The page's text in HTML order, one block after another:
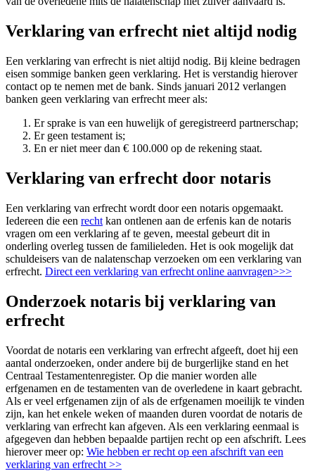
Verklaring van erfrecht niet altijd nodig
Een verklaring van erfrecht is niet altijd nodig. Bij kleine bedragen
eisen sommige banken geen verklaring. Het is verstandig hierover
contact op te nemen met de bank. Sinds januari 2012 verlangen
banken geen verklaring van erfrecht meer als:
Er sprake is van een huwelijk of geregistreerd partnerschap;
Er geen testament is;
En er niet meer dan € 100.000 op de rekening staat.
Verklaring van erfrecht door notaris
Een verklaring van erfrecht wordt door een notaris opgemaakt.
Iedereen die een recht kan ontlenen aan de erfenis kan de notaris
vragen om een verklaring af te geven, meestal gebeurt dit in
onderling overleg tussen de familieleden. Het is ook mogelijk dat
schuldeisers van de nalatenschap verzoeken om een verklaring van
erfrecht. Direct een verklaring van erfrecht online aanvragen>>>
Onderzoek notaris bij verklaring van
erfrecht
Voordat de notaris een verklaring van erfrecht afgeeft, doet hij een
aantal onderzoeken, onder andere bij de burgerlijke stand en het
Centraal Testamentenregister. Op die manier worden alle
erfgenamen en de testamenten van de overledene in kaart gebracht.
Als er veel erfgenamen zijn of als de erfgenamen moeilijk te vinden
zijn, kan het enkele weken of maanden duren voordat de notaris de
verklaring van erfrecht kan afgeven. Als een verklaring eenmaal is
afgegeven dan hebben bepaalde partijen recht op een afschrift. Lees
hierover meer op: Wie hebben er recht op een afschrift van een
verklaring van erfrecht >>